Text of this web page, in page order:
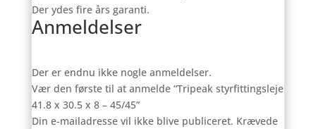
Der ydes fire års garanti.
Anmeldelser
Der er endnu ikke nogle anmeldelser.
Vær den første til at anmelde “Tripeak styrfittingsleje
41.8 x 30.5 x 8 – 45/45”
Din e-mailadresse vil ikke blive publiceret. Krævede